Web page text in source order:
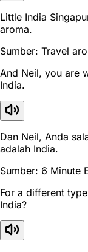
Little India
aroma.
Sumber: Travel
And Neil, you are
India.
Dan Neil, Anda
adalah India.
Sumber: 6 Minute
For a different
India?